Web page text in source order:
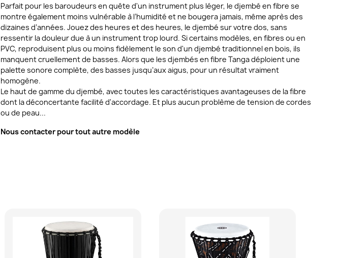
Parfait pour les baroudeurs en quête d'un instrument plus léger, le djembé en fibre se
montre également moins vulnérable à l’humidité et ne bougera jamais, même après des
dizaines d’années. Jouez des heures et des heures, le djembé sur votre dos, sans
ressentir la douleur due à un instrument trop lourd. Si certains modèles, en fibres ou en
PVC, reproduisent plus ou moins fidèlement le son d'un djembé traditionnel en bois, ils
manquent cruellement de basses. Alors que les djembés en fibre Tanga déploient une
palette sonore complète, des basses jusqu’aux aigus, pour un résultat vraiment
homogène.
Le haut de gamme du djembé, avec toutes les caractéristiques avantageuses de la fibre
dont la déconcertante facilité d'accordage. Et plus aucun problème de tension de cordes
ou de peau...
Nous contacter pour tout autre modèle